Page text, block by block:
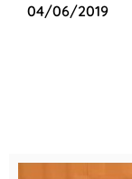
04/06/2019